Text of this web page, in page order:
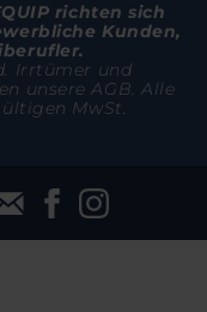
richten sich
Kunden,
Irrtümer und
unsere AGB. Alle
MwSt.